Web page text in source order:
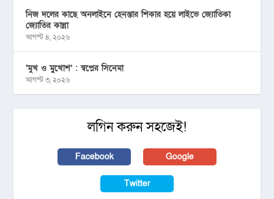
নিজ দলের কাছে অনলাইনে হেনস্তার শিকার হয়ে লাইভে জ্যোতিকা
জ্যোতির কান্না
আগস্ট ৪, ২০২৬
‘মুখ ও মু্খোশ’ : স্বপ্নের সিনেমা
আগস্ট ৩, ২০২৬
লগিন করুন সহজেই!
Facebook Google
Twitter